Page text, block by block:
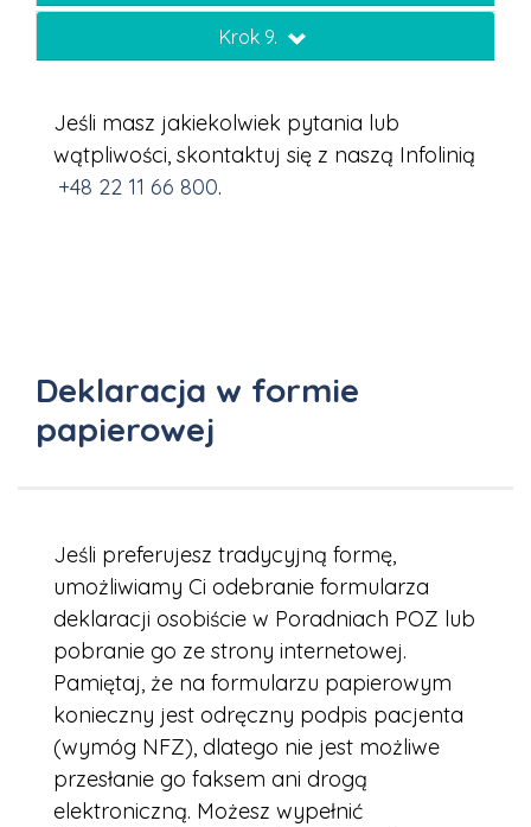
Krok 9.
Jeśli masz jakiekolwiek pytania lub
wątpliwości, skontaktuj się z naszą Infolinią
+48 22 11 66 800.
Deklaracja w formie
papierowej
Jeśli preferujesz tradycyjną formę,
umożliwiamy Ci odebranie formularza
deklaracji osobiście w Poradniach POZ lub
pobranie go ze strony internetowej.
Pamiętaj, że na formularzu papierowym
konieczny jest odręczny podpis pacjenta
(wymóg NFZ), dlatego nie jest możliwe
przesłanie go faksem ani drogą
elektroniczną. Możesz wypełnić